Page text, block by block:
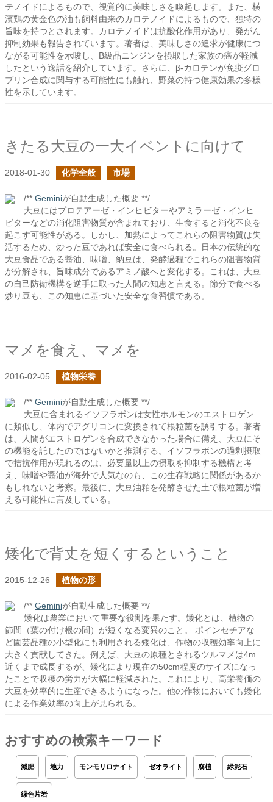
テノイドによるもので、視覚的に美味しさを喚起します。また、横
濱鶏の黄金色の油も飼料由来のカロテノイドによるもので、独特の
旨味を持つとされます。カロテノイドは抗酸化作用があり、発がん
抑制効果も報告されています。著者は、美味しさの追求が健康につ
ながる可能性を示唆し、B級品ニンジンを摂取した家族の癌が軽減
したという逸話を紹介しています。さらに、β-カロテンが免疫グロ
ブリン合成に関与する可能性にも触れ、野菜の持つ健康効果の多様
性を示しています。
きたる大豆の一大イベントに向けて
2018-01-30 化学全般 市場
/** Geminiが自動生成した概要 **/
大豆にはプロテアーゼ・インヒビターやアミラーゼ・インヒ
ビターなどの消化阻害物質が含まれており、生食すると消化不良を
起こす可能性がある。しかし、加熱によってこれらの阻害物質は失
活するため、炒った豆であれば安全に食べられる。日本の伝統的な
大豆食品である醤油、味噌、納豆は、発酵過程でこれらの阻害物質
が分解され、旨味成分であるアミノ酸へと変化する。これは、大豆
の自己防衛機構を逆手に取った人間の知恵と言える。節分で食べる
炒り豆も、この知恵に基づいた安全な食習慣である。
マメを食え、マメを
2016-02-05 植物栄養
/** Geminiが自動生成した概要 **/
大豆に含まれるイソフラボンは女性ホルモンのエストロゲン
に類似し、体内でアグリコンに変換されて根粒菌を誘引する。著者
は、人間がエストロゲンを合成できなかった場合に備え、大豆にそ
の機能を託したのではないかと推測する。イソフラボンの過剰摂取
で拮抗作用が現れるのは、必要量以上の摂取を抑制する機構と考
え、味噌や醤油が海外で人気なのも、この生存戦略に関係があるか
もしれないと考察。最後に、大豆油粕を発酵させた土で根粒菌が増
える可能性に言及している。
矮化で背丈を短くするということ
2015-12-26 植物の形
/** Geminiが自動生成した概要 **/
矮化は農業において重要な役割を果たす。矮化とは、植物の
節間（葉の付け根の間）が短くなる変異のこと。 ポインセチアな
ど園芸品種の小型化にも利用される矮化は、作物の収穫効率向上に
大きく貢献してきた。例えば、大豆の原種とされるツルマメは4m
近くまで成長するが、矮化により現在の50cm程度のサイズになっ
たことで収穫の労力が大幅に軽減された。これにより、高栄養価の
大豆を効率的に生産できるようになった。他の作物においても矮化
による作業効率の向上が見られる。
おすすめの検索キーワード
減肥 地力 モンモリロナイト ゼオライト 腐植 緑泥石
緑色片岩